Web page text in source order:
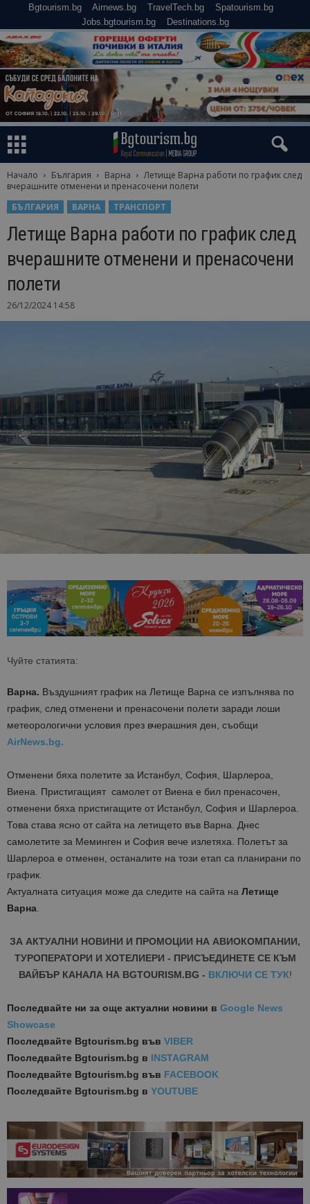
Bgtourism.bg Airnews.bg TravelTech.bg
Spatourism.bg
Jobs.bgtourism.bg
Destinations.bg
Начало България Варна
Летище Варна работи по график след
вчерашните отменени и пренасочени полети
БЪЛГАРИЯ
ВАРНА ТРАНСПОРТ
Летище Варна работи по график след
вчерашните отменени и пренасочени
полети
26/12/2024 14:58
Чуйте статията:
Варна. Въздушният график на Летище Варна се изпълнява по
график, след отменени и пренасочени полети заради лоши
метеорологични условия през вчерашния ден, съобщи
AirNews.bg.
Отменени бяха полетите за Истанбул, София, Шарлероа,
Виена. Пристигащият самолет от Виена е бил пренасочен,
отменени бяха пристигащите от Истанбул, София и Шарлероа.
Това става ясно от сайта на летището във Варна. Днес
самолетите за Меминген и София вече излетяха. Полетът за
Шарлероа е отменен, останалите на този етап са планирани по
график.
Актуалната ситуация може да следите на сайта на Летище
Варна.
ЗА АКТУАЛНИ НОВИНИ И ПРОМОЦИИ НА АВИОКОМПАНИИ,
ТУРОПЕРАТОРИ И ХОТЕЛИЕРИ - ПРИСЪЕДИНЕТЕ СЕ КЪМ
ВАЙБЪР КАНАЛА НА BGTOURISM.BG - ВКЛЮЧИ СЕ ТУК!
Последвайте ни за още актуални новини в Google News
Showcase
Последвайте Bgtourism.bg във VIBER
Последвайте Bgtourism.bg в INSTAGRAM
Последвайте Bgtourism.bg във FACEBOOK
Последвайте Bgtourism.bg в YOUTUBE